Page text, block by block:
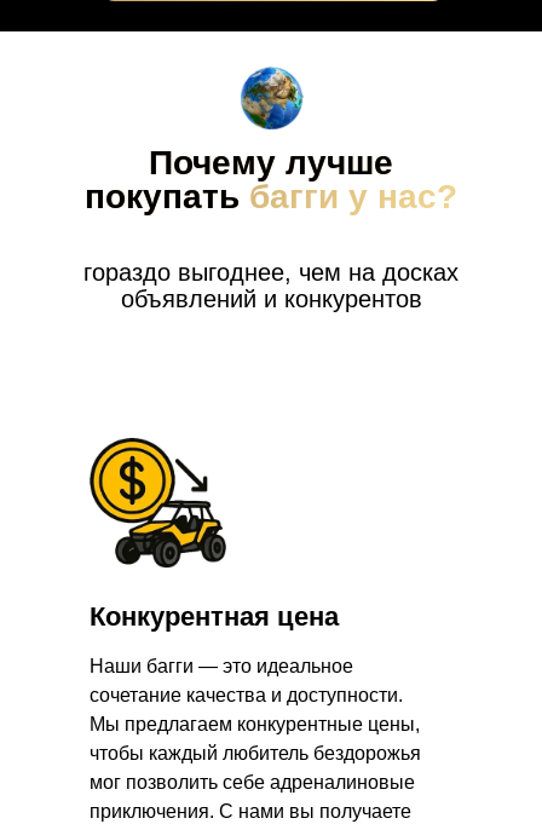
Почему лучше
покупать багги у нас?
гораздо выгоднее, чем на досках
объявлений и конкурентов
Конкурентная цена
Наши багги — это идеальное
сочетание качества и доступности.
Мы предлагаем конкурентные цены,
чтобы каждый любитель бездорожья
мог позволить себе адреналиновые
приключения. С нами вы получаете